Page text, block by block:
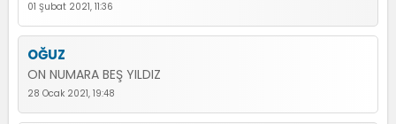
01 Şubat 2021, 11:36
OĞUZ
ON NUMARA BEŞ YILDIZ
28 Ocak 2021, 19:48